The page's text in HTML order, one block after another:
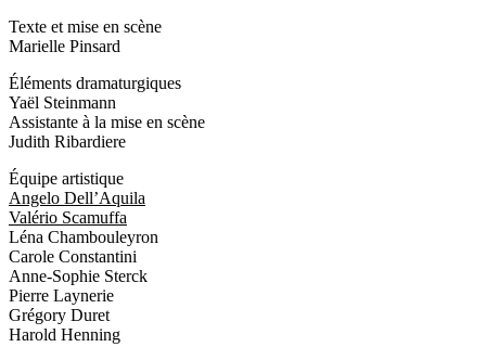
Texte et mise en scène
Marielle Pinsard
Éléments dramaturgiques
Yaël Steinmann
Assistante à la mise en scène
Judith Ribardiere
Équipe artistique
Angelo Dell’Aquila
Valério Scamuffa
Léna Chambouleyron
Carole Constantini
Anne-Sophie Sterck
Pierre Laynerie
Grégory Duret
Harold Henning